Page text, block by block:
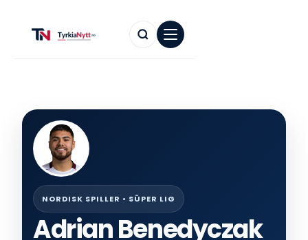
NORDISK SPILLER • SÜPER LIG
Adrian Benedyczak